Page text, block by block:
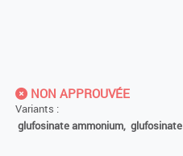
NON APPROUVÉE
Variants :
glufosinate ammonium, glufosinate